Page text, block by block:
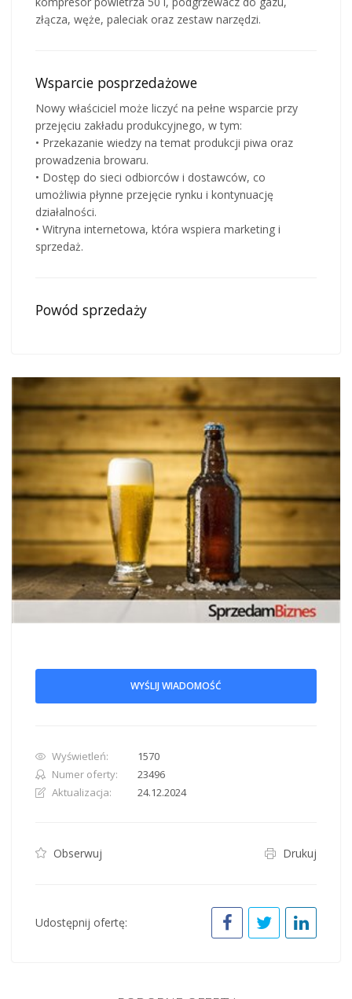
złącza, węże, paleciak oraz zestaw narzędzi.
Wsparcie posprzedażowe
Nowy właściciel może liczyć na pełne wsparcie przy
przejęciu zakładu produkcyjnego, w tym:
• Przekazanie wiedzy na temat produkcji piwa oraz
prowadzenia browaru.
• Dostęp do sieci odbiorców i dostawców, co
umożliwia płynne przejęcie rynku i kontynuację
działalności.
• Witryna internetowa, która wspiera marketing i
sprzedaż.
Powód sprzedaży
WYŚLIJ WIADOMOŚĆ
Wyświetleń:
1570
Numer oferty:
23496
Aktualizacja:
24.12.2024
Obserwuj Drukuj
Udostępnij ofertę: